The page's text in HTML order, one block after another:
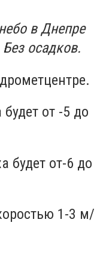
в Днепре
осадков.
от -5 до
будет от-6 до
1-3 м/